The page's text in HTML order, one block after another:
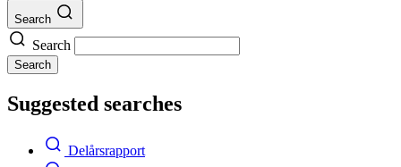
Search
Search
Search
Suggested searches
Delårsrapport